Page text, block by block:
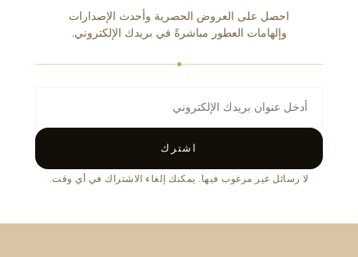
احصل على العروض الحصرية وأحدث الإصدارات
وإلهامات العطور مباشرةً في بريدك الإلكتروني.
اشترك
لا رسائل غير مرغوب فيها. يمكنك إلغاء الاشتراك في أي وقت.